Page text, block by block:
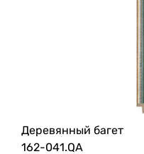
Деревянный багет
162-041.QA